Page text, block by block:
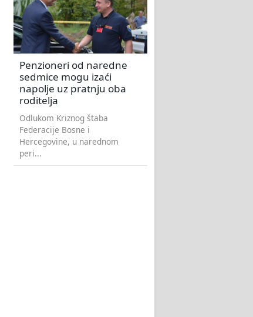
Penzioneri od naredne
sedmice mogu izaći
napolje uz pratnju oba
roditelja
Odlukom Kriznog štaba
Federacije Bosne i
Hercegovine, u narednom
peri...